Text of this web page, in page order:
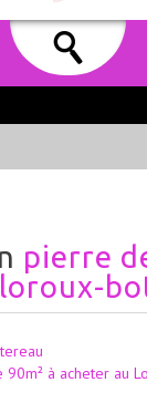
pierre
à acheter au